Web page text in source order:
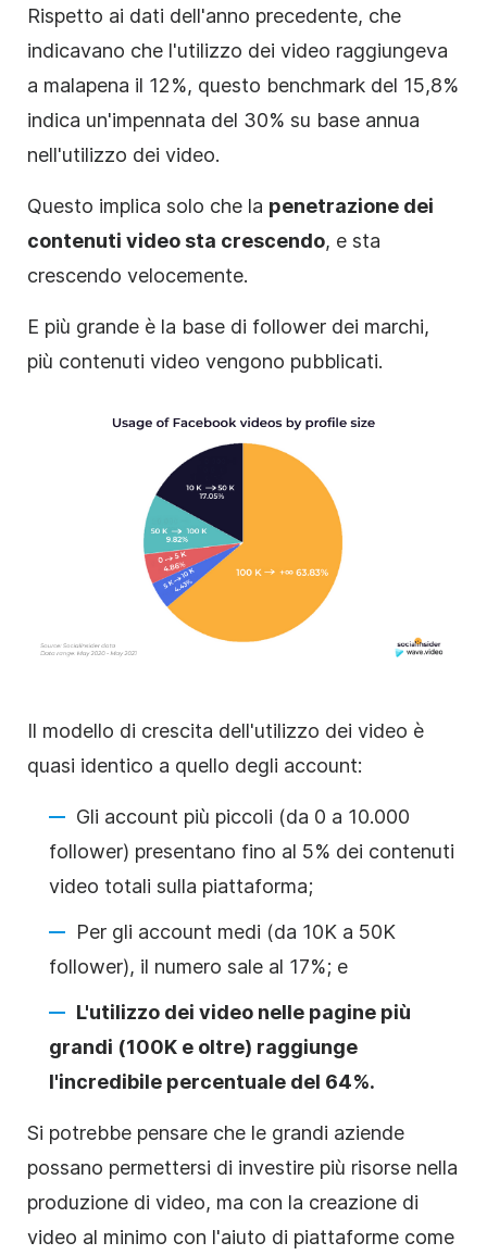
Rispetto ai dati dell'anno precedente, che
indicavano che l'utilizzo dei video raggiungeva
a malapena il 12%, questo benchmark del 15,8%
indica un'impennata del 30% su base annua
nell'utilizzo dei video.
Questo implica solo che la penetrazione dei
contenuti video sta crescendo, e sta
crescendo velocemente.
E più grande è la base di follower dei marchi,
più contenuti video vengono pubblicati.
Il modello di crescita dell'utilizzo dei video è
quasi identico a quello degli account:
Gli account più piccoli (da 0 a 10.000
follower) presentano fino al 5% dei contenuti
video totali sulla piattaforma;
Per gli account medi (da 10K a 50K
follower), il numero sale al 17%; e
L'utilizzo dei video nelle pagine più
grandi (100K e oltre) raggiunge
l'incredibile percentuale del 64%.
Si potrebbe pensare che le grandi aziende
possano permettersi di investire più risorse nella
produzione di video, ma con la creazione di
video al minimo con l'aiuto di piattaforme come